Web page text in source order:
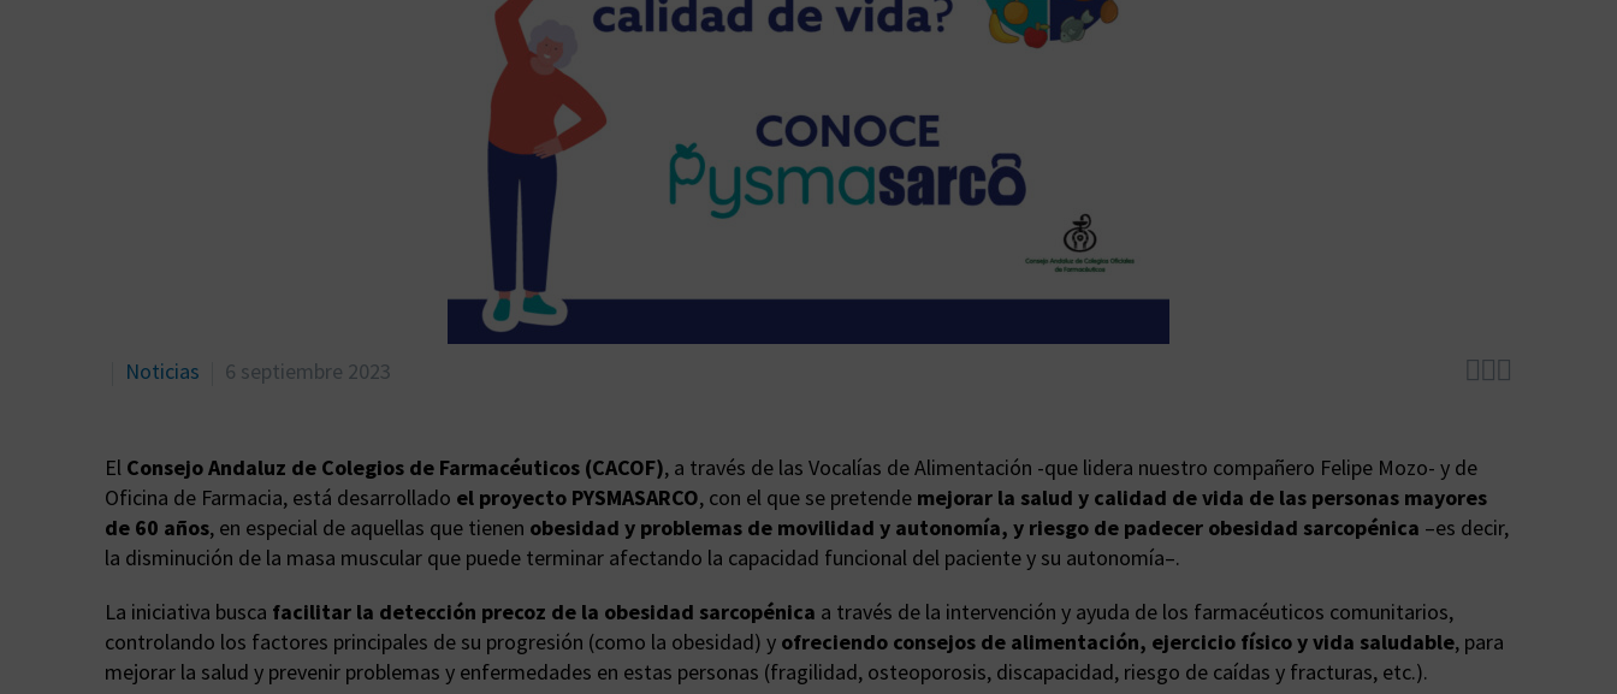

Noticias 6 septiembre 2023
El Consejo Andaluz de Colegios de Farmacéuticos (CACOF), a través de las Vocalías de Alimentación -que lidera nuestro compañero Felipe Mozo- y de
Oficina de Farmacia, está desarrollado el proyecto PYSMASARCO, con el que se pretende mejorar la salud y calidad de vida de las personas mayores
de 60 años, en especial de aquellas que tienen obesidad y problemas de movilidad y autonomía, y riesgo de padecer obesidad sarcopénica –es decir,
la disminución de la masa muscular que puede terminar afectando la capacidad funcional del paciente y su autonomía–.
La iniciativa busca facilitar la detección precoz de la obesidad sarcopénica a través de la intervención y ayuda de los farmacéuticos comunitarios,
controlando los factores principales de su progresión (como la obesidad) y ofreciendo consejos de alimentación, ejercicio físico y vida saludable, para
mejorar la salud y prevenir problemas y enfermedades en estas personas (fragilidad, osteoporosis, discapacidad, riesgo de caídas y fracturas, etc.).